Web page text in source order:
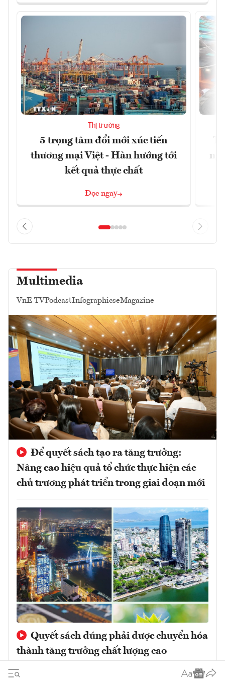
Thị trường
5 trọng tâm đổi mới xúc tiến
thương mại Việt - Hàn hướng tới
kết quả thực chất
Đọc ngay
Multimedia
VnE TVPodcastInfographicseMagazine
Để quyết sách tạo ra tăng trưởng:
Nâng cao hiệu quả tổ chức thực hiện các
chủ trương phát triển trong giai đoạn mới
Quyết sách đúng phải được chuyển hóa
thành tăng trưởng chất lượng cao